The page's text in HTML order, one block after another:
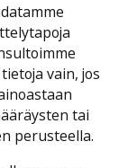
vain, jos
tai
perusteella.